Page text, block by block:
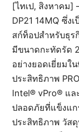
[ไทเป, สิงหาคม]
DP21 14MQ ซึ่
สก์ท็อปสำหรับธุร
มีขนาดกะทัดรัด
อย่างยอดเยี่ยมใ
ประสิทธิภาพ
Intel® vPro® แล
ปลอดภัยที่แข็งแก
ประสิทธิภาพ วัส